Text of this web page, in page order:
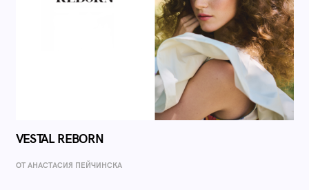
VESTAL REBORN
ОТ AНАСТАСИЯ ПЕЙЧИНСКА